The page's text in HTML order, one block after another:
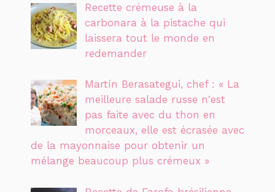
Recette crémeuse à la
carbonara à la pistache qui
laissera tout le monde en
redemander
Martín Berasategui, chef : « La
meilleure salade russe n'est
pas faite avec du thon en
morceaux, elle est écrasée avec
de la mayonnaise pour obtenir un
mélange beaucoup plus crémeux »